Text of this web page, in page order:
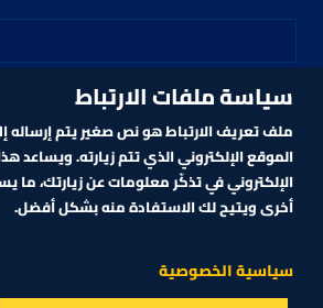
اشترك
2026
CNBCARABIA.COM. ALL RIGHTS RESERVED
سياسة ملفات الارتباط
ملف تعريف الارتباط هو نص صغير يتم
الموقع الإلكتروني الذي تتم زيارته. ويساعد
الإلكتروني في تذكّر معلومات عن زيارتك، ما
أخرى ويتيح لك الاستفادة منه بشكل أفضل.
سياسية الخصوصية